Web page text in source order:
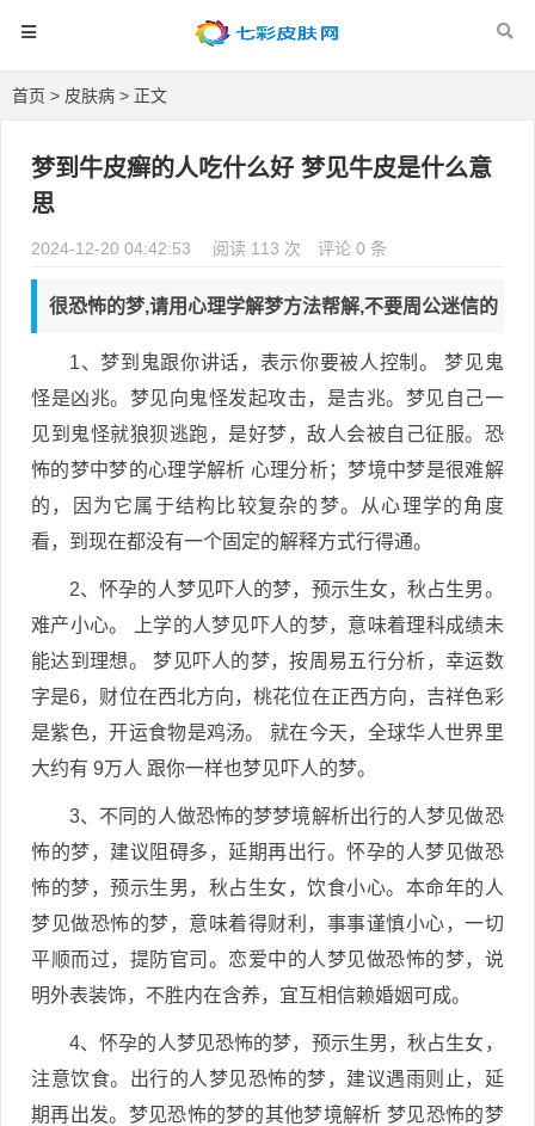
首页 > 皮肤病 > 正文
梦到牛皮癣的人吃什么好 梦见牛皮是什么意
思
2024-12-20 04:42:53 阅读 113 次 评论 0 条
很恐怖的梦,请用心理学解梦方法帮解,不要周公迷信的
1、梦到鬼跟你讲话，表示你要被人控制。 梦见鬼
怪是凶兆。梦见向鬼怪发起攻击，是吉兆。梦见自己一
见到鬼怪就狼狈逃跑，是好梦，敌人会被自己征服。恐
怖的梦中梦的心理学解析 心理分析；梦境中梦是很难解
的，因为它属于结构比较复杂的梦。从心理学的角度
看，到现在都没有一个固定的解释方式行得通。
2、怀孕的人梦见吓人的梦，预示生女，秋占生男。
难产小心。 上学的人梦见吓人的梦，意味着理科成绩未
能达到理想。 梦见吓人的梦，按周易五行分析，幸运数
字是6，财位在西北方向，桃花位在正西方向，吉祥色彩
是紫色，开运食物是鸡汤。 就在今天，全球华人世界里
大约有 9万人 跟你一样也梦见吓人的梦。
3、不同的人做恐怖的梦梦境解析出行的人梦见做恐
怖的梦，建议阻碍多，延期再出行。怀孕的人梦见做恐
怖的梦，预示生男，秋占生女，饮食小心。本命年的人
梦见做恐怖的梦，意味着得财利，事事谨慎小心，一切
平顺而过，提防官司。恋爱中的人梦见做恐怖的梦，说
明外表装饰，不胜内在含养，宜互相信赖婚姻可成。
4、怀孕的人梦见恐怖的梦，预示生男，秋占生女，
注意饮食。出行的人梦见恐怖的梦，建议遇雨则止，延
期再出发。梦见恐怖的梦的其他梦境解析 梦见恐怖的梦